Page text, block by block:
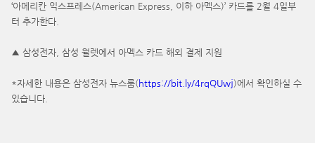
‘아메리칸 익스프레스(American Express, 이하 아멕스)’ 카드를 2월 4일부
터 추가한다.
▲ 삼성전자, 삼성 월렛에서 아멕스 카드 해외 결제 지원
*자세한 내용은 삼성전자 뉴스룸(https://bit.ly/4rqQUwj)에서 확인하실 수
있습니다.